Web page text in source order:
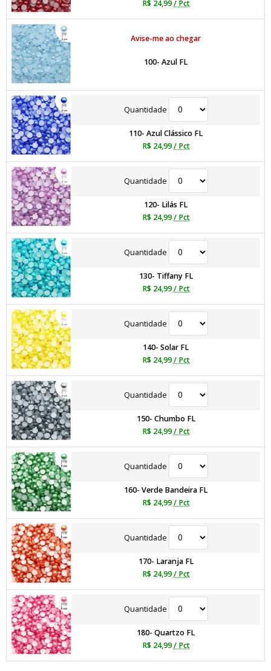
R$ 24,99 / Pct
Avise-me ao chegar
100- Azul FL
Quantidade
110- Azul Clássico FL
R$ 24,99 / Pct
Quantidade
120- Lilás FL
R$ 24,99 / Pct
Quantidade
130- Tiffany FL
R$ 24,99 / Pct
Quantidade
140- Solar FL
R$ 24,99 / Pct
Quantidade
150- Chumbo FL
R$ 24,99 / Pct
Quantidade
160- Verde Bandeira FL
R$ 24,99 / Pct
Quantidade
170- Laranja FL
R$ 24,99 / Pct
Quantidade
180- Quartzo FL
R$ 24,99 / Pct